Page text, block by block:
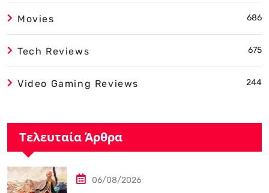
Movies 686
Tech Reviews 675
Video Gaming Reviews 244
Τελευταία Άρθρα
06/08/2026